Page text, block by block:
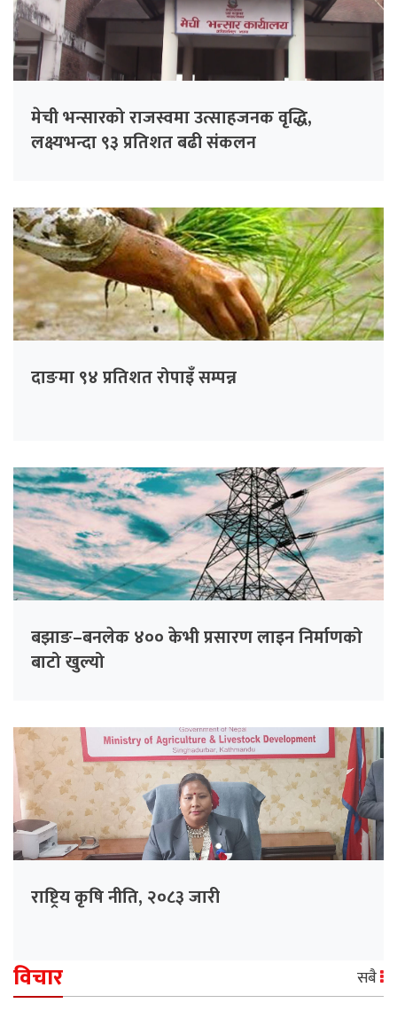
मेची भन्सारको राजस्वमा उत्साहजनक वृद्धि,
लक्ष्यभन्दा ९३ प्रतिशत बढी संकलन
दाङमा ९४ प्रतिशत रोपाइँ सम्पन्न
बझाङ–बनलेक ४०० केभी प्रसारण लाइन निर्माणको
बाटो खुल्यो
राष्ट्रिय कृषि नीति, २०८३ जारी
विचार सबै